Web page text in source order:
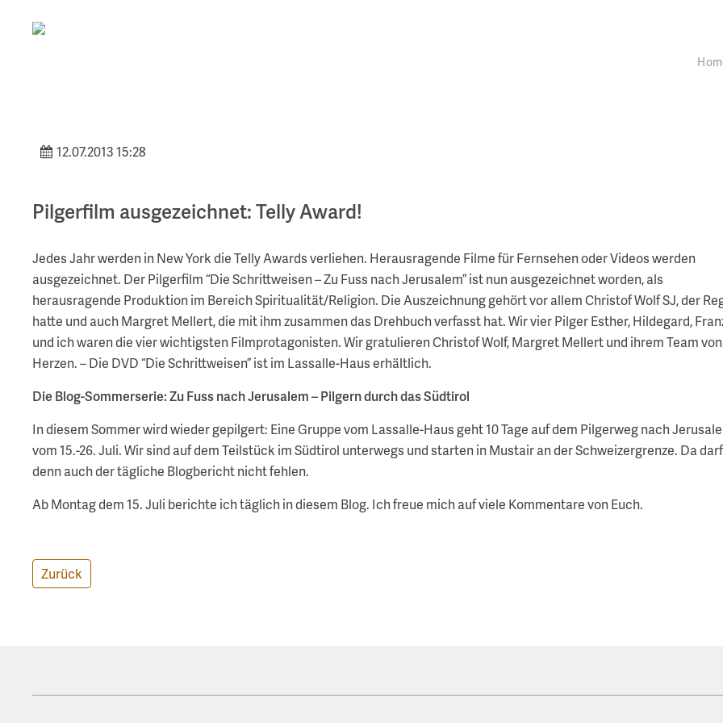
12.07.2013 15:28
Pilgerfilm ausgezeichnet: Telly Award!
Jedes Jahr werden in New York die Telly Awards verliehen. Herausragende Filme für Fernsehen oder Videos werden
ausgezeichnet. Der Pilgerfilm “Die Schrittweisen – Zu Fuss nach Jerusalem” ist nun ausgezeichnet worden, als
herausragende Produktion im Bereich Spiritualität/Religion. Die Auszeichnung gehört vor allem Christof Wolf SJ, der
hatte und auch Margret Mellert, die mit ihm zusammen das Drehbuch verfasst hat. Wir vier Pilger Esther, Hildegard,
und ich waren die vier wichtigsten Filmprotagonisten. Wir gratulieren Christof Wolf, Margret Mellert und ihrem Team von
Herzen. – Die DVD “Die Schrittweisen” ist im Lassalle-Haus erhältlich.
Die Blog-Sommerserie: Zu Fuss nach Jerusalem – Pilgern durch das Südtirol
In diesem Sommer wird wieder gepilgert: Eine Gruppe vom Lassalle-Haus geht 10 Tage auf dem Pilgerweg nach
vom 15.-26. Juli. Wir sind auf dem Teilstück im Südtirol unterwegs und starten in Mustair an der Schweizergrenze. Da darf
denn auch der tägliche Blogbericht nicht fehlen.
Ab Montag dem 15. Juli berichte ich täglich in diesem Blog. Ich freue mich auf viele Kommentare von Euch.
Zurück